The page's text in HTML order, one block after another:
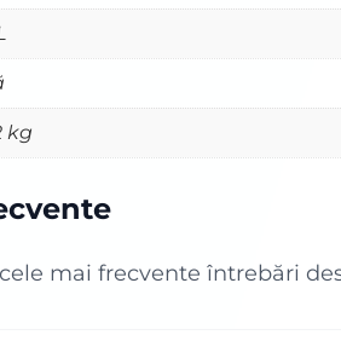
kg
mai frecvente întrebări